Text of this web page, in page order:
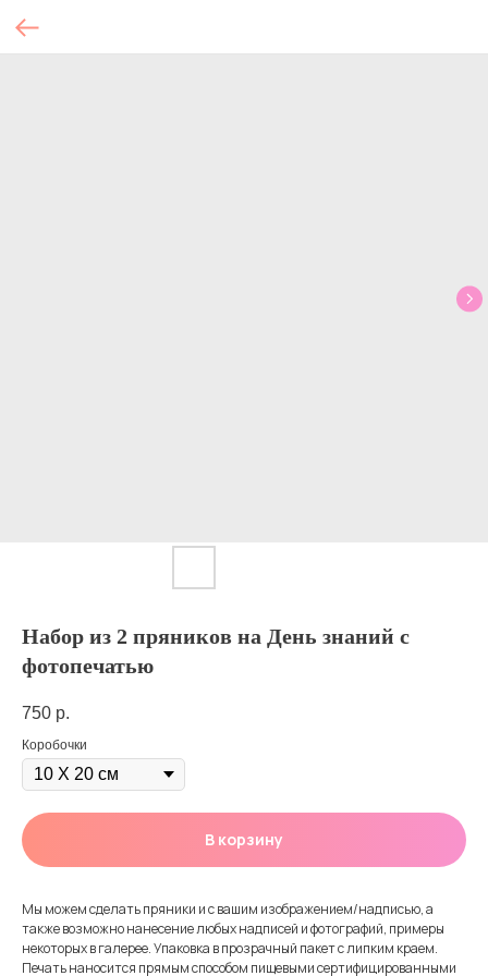
Набор из 2 пряников на День знаний с
фотопечатью
750 р.
Коробочки
В корзину
Мы можем сделать пряники и с вашим изображением/надписью, а
также возможно нанесение любых надписей и фотографий, примеры
некоторых в галерее. Упаковка в прозрачный пакет с липким краем.
Печать наносится прямым способом пищевыми сертифицированными